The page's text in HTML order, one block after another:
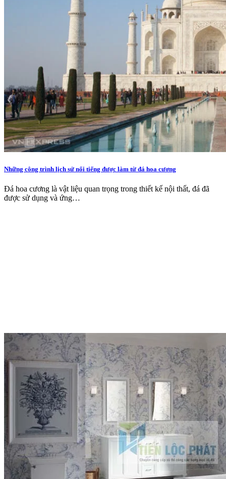
Những công trình lịch sử nổi tiếng được làm từ đá hoa cương
Đá hoa cương là vật liệu quan trọng trong thiết kế nội thất, đá đã
được sử dụng và ứng…